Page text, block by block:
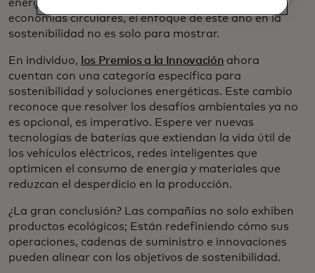
energía renovable hasta tecnología diseñada para
economías circulares, el enfoque de este año en la
sostenibilidad no es solo para mostrar.
En individuo, los Premios a la Innovación ahora
cuentan con una categoría específica para
sostenibilidad y soluciones energéticas. Este cambio
reconoce que resolver los desafíos ambientales ya no
es opcional, es imperativo. Espere ver nuevas
tecnologías de baterías que extiendan la vida útil de
los vehículos eléctricos, redes inteligentes que
optimicen el consumo de energía y materiales que
reduzcan el desperdicio en la producción.
¿La gran conclusión? Las compañías no solo exhiben
productos ecológicos; Están redefiniendo cómo sus
operaciones, cadenas de suministro e innovaciones
pueden alinear con los objetivos de sostenibilidad.